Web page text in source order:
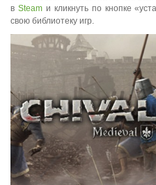
в Steamи кликнуть по кнопке
свою библиотеку игр.